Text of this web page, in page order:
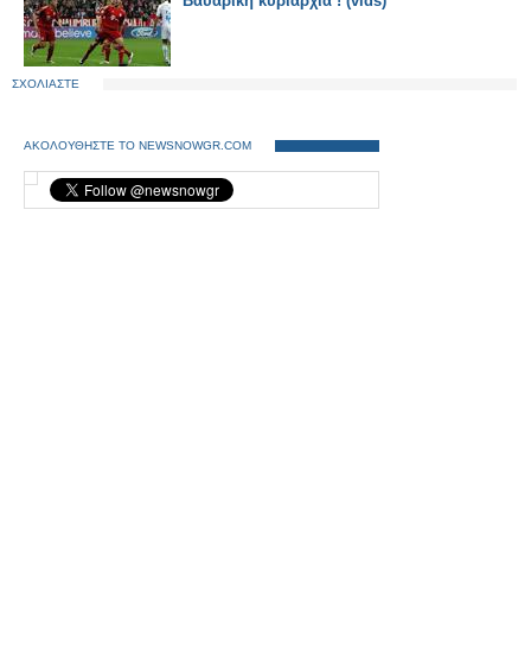
ΣΧΟΛΙΑΣΤΕ
ΑΚΟΛΟΥΘΗΣΤΕ ΤΟ NEWSNOWGR.COM